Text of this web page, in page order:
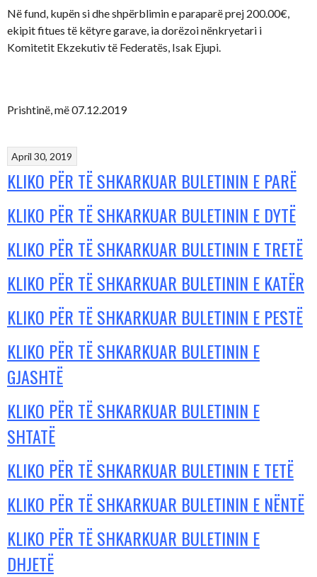
Në fund, kupën si dhe shpërblimin e paraparë prej 200.00€,
ekipit fitues të këtyre garave, ia dorëzoi nënkryetari i
Komitetit Ekzekutiv të Federatës, Isak Ejupi.
Prishtinë, më 07.12.2019
April 30, 2019
KLIKO PËR TË SHKARKUAR BULETININ E PARË
KLIKO PËR TË SHKARKUAR BULETININ E DYTË
KLIKO PËR TË SHKARKUAR BULETININ E TRETË
KLIKO PËR TË SHKARKUAR BULETININ E KATËR
KLIKO PËR TË SHKARKUAR BULETININ E PESTË
KLIKO PËR TË SHKARKUAR BULETININ E
GJASHTË
KLIKO PËR TË SHKARKUAR BULETININ E
SHTATË
KLIKO PËR TË SHKARKUAR BULETININ E TETË
KLIKO PËR TË SHKARKUAR BULETININ E NËNTË
KLIKO PËR TË SHKARKUAR BULETININ E
DHJETË